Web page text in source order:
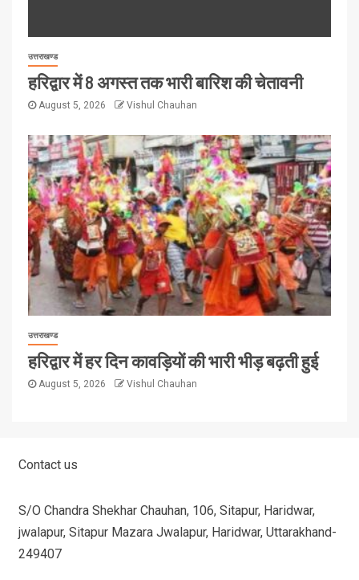
उत्तराखण्ड
हरिद्वार में 8 अगस्त तक भारी बारिश की चेतावनी
August 5, 2026 Vishul Chauhan
उत्तराखण्ड
हरिद्वार में हर दिन कावड़ियों की भारी भीड़ बढ़ती हुई
August 5, 2026 Vishul Chauhan
Contact us
S/O Chandra Shekhar Chauhan, 106, Sitapur, Haridwar,
jwalapur, Sitapur Mazara Jwalapur, Haridwar, Uttarakhand-
249407